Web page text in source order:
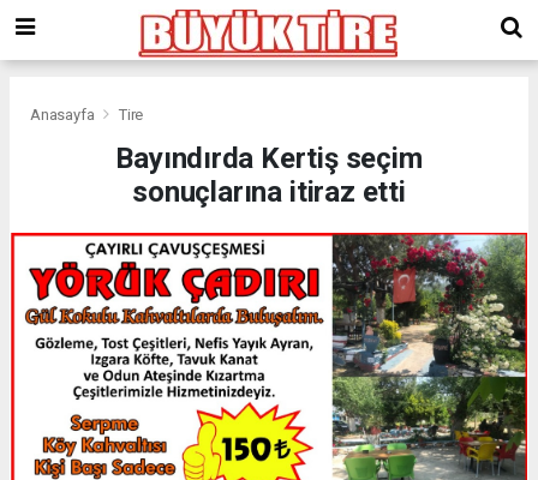
giriş
kingroyal
Anasayfa Tire
Bayındırda Kertiş seçim
sonuçlarına itiraz etti